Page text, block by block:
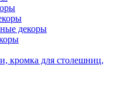
декоры
кромка для столешниц,